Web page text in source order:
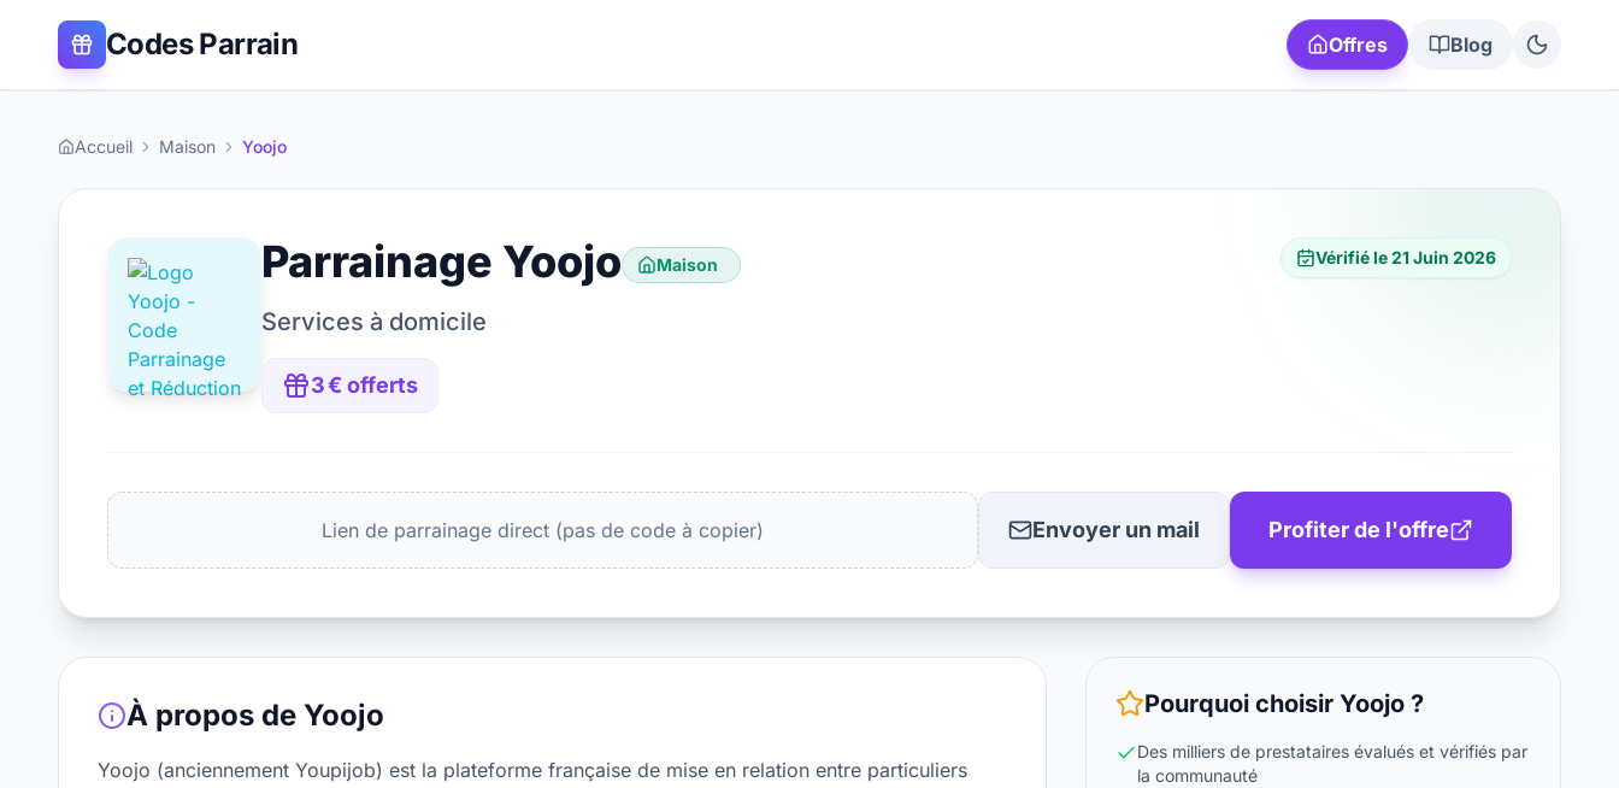
Codes Parrain Offres Blog
Accueil Maison Yoojo
Vérifié le21 Juin 2026
Parrainage Yoojo Maison
Services à domicile
3 € offerts
Lien de parrainage direct (pas de code à copier) Envoyer un mail Profiter de l'offre
À propos de Yoojo
Yoojo (anciennement Youpijob) est la plateforme française de mise en relation entre particuliers
Pourquoi choisirYoojo ?
Des milliers de prestataires évalués et vérifiés par
la communauté